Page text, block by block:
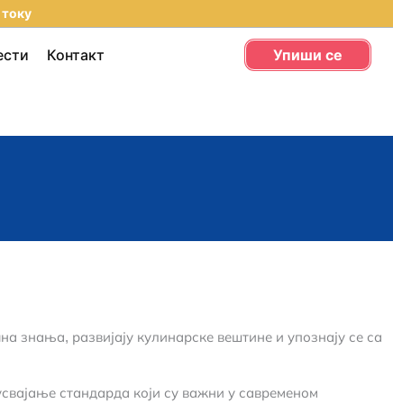
Контакт Упиши се
знања, развијају кулинарске вештине и упознају се са
стандарда који су важни у савременом